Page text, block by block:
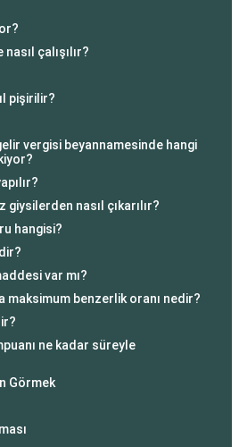
çalışılır?
pişirilir?
vergisi beyannamesinde hangi
giysilerden nasıl çıkarılır?
hangisi?
var mı?
maksimum benzerlik oranı nedir?
ne kadar süreyle
Görmek